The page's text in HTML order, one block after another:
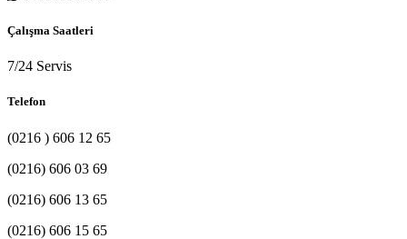
Çalışma Saatleri
7/24 Servis
Telefon
(0216 ) 606 12 65
(0216) 606 03 69
(0216) 606 13 65
(0216) 606 15 65